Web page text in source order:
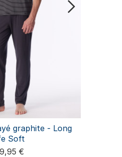
graphite - Long
Soft
€